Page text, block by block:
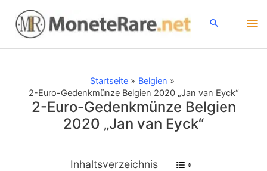
Inhalt
springen
Startseite
Belgien
2-Euro-Gedenkmünze Belgien 2020 „Jan van Eyck“
2-Euro-Gedenkmünze Belgien
2020 „Jan van Eyck“
Inhaltsverzeichnis